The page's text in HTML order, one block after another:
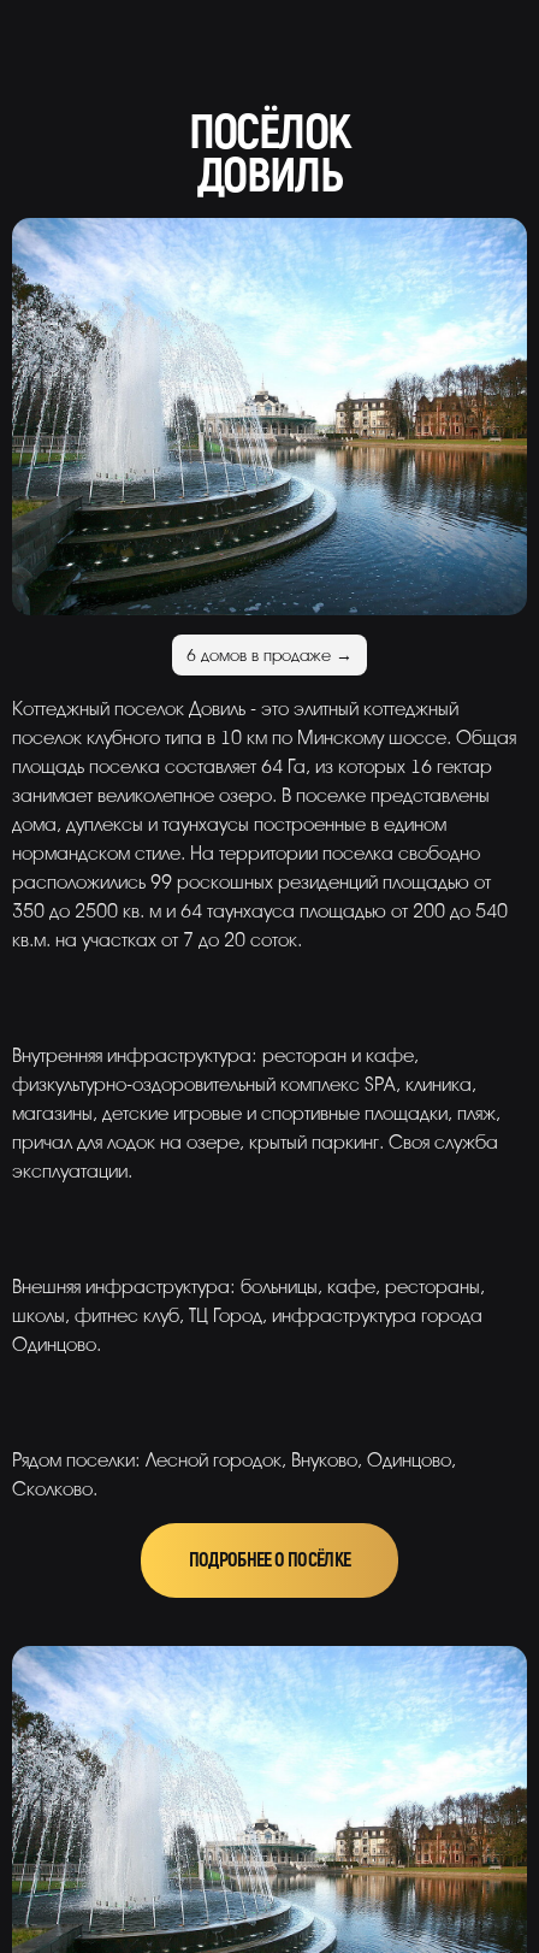
ПОСЁЛОК
ДОВИЛЬ
6 домов в продаже →
Коттеджный поселок Довиль - это элитный коттеджный
поселок клубного типа в 10 км по Минскому шоссе. Общая
площадь поселка составляет 64 Га, из которых 16 гектар
занимает великолепное озеро. В поселке представлены
дома, дуплексы и таунхаусы построенные в едином
нормандском стиле. На территории поселка свободно
расположились 99 роскошных резиденций площадью от
350 до 2500 кв. м и 64 таунхауса площадью от 200 до 540
кв.м. на участках от 7 до 20 соток.
Внутренняя инфраструктура: ресторан и кафе,
физкультурно-оздоровительный комплекс SPA, клиника,
магазины, детские игровые и спортивные площадки, пляж,
причал для лодок на озере, крытый паркинг. Своя служба
эксплуатации.
Внешняя инфраструктура: больницы, кафе, рестораны,
школы, фитнес клуб, ТЦ Город, инфраструктура города
Одинцово.
Рядом поселки: Лесной городок, Внуково, Одинцово,
Сколково.
ПОДРОБНЕЕ О ПОСЁЛКЕ